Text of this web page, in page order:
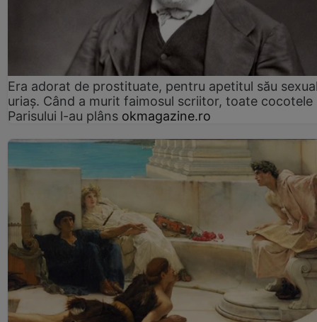
Era adorat de prostituate, pentru apetitul său
uriaș. Când a murit faimosul scriitor, toate cocotele
Parisului l-au plâns okmagazine.ro